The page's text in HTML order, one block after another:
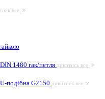
все
1480 гак/петля дивитись все
подібна G2150 дивитись все